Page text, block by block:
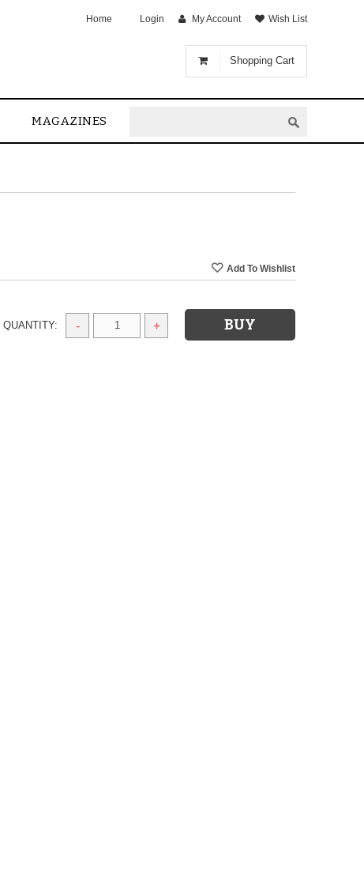
Shopping Cart
Home Login My Account Wish List
MAGAZINES
QUANTITY: - +